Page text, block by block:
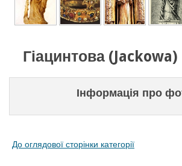
Гіацинтова
Інформація про
До оглядової сторінки категорії